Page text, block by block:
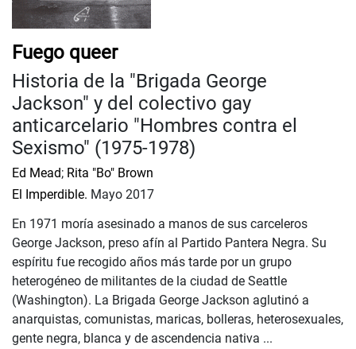
Fuego queer
Historia de la "Brigada George
Jackson" y del colectivo gay
anticarcelario "Hombres contra el
Sexismo" (1975-1978)
Ed Mead; Rita "Bo" Brown
El Imperdible. Mayo 2017
En 1971 moría asesinado a manos de sus carceleros
George Jackson, preso afín al Partido Pantera Negra. Su
espíritu fue recogido años más tarde por un grupo
heterogéneo de militantes de la ciudad de Seattle
(Washington). La Brigada George Jackson aglutinó a
anarquistas, comunistas, maricas, bolleras, heterosexuales,
gente negra, blanca y de ascendencia nativa ...